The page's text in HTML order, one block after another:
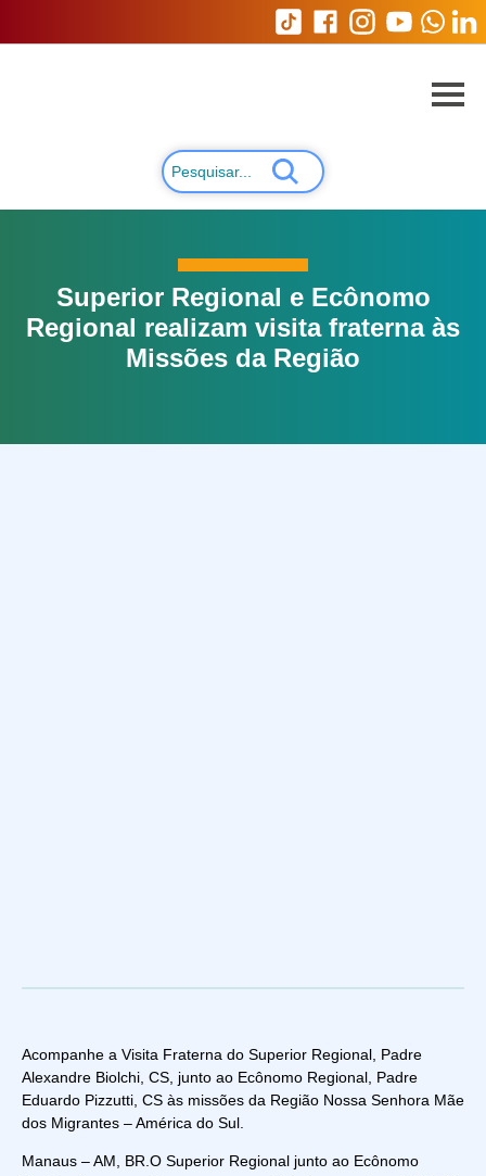
Superior Regional e Ecônomo
Regional realizam visita fraterna às
Missões da Região
Acompanhe a Visita Fraterna do Superior Regional, Padre
Alexandre Biolchi, CS, junto ao Ecônomo Regional, Padre
Eduardo Pizzutti, CS às missões da Região Nossa Senhora Mãe
dos Migrantes – América do Sul.
Manaus – AM, BR.O Superior Regional junto ao Ecônomo